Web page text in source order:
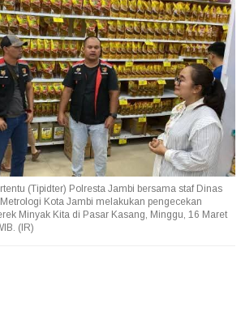
(Tipidter) Polresta Jambi bersama staf Dinas
Kota Jambi melakukan pengecekan
Minyak Kita di Pasar Kasang, Minggu, 16 Maret
(IR)